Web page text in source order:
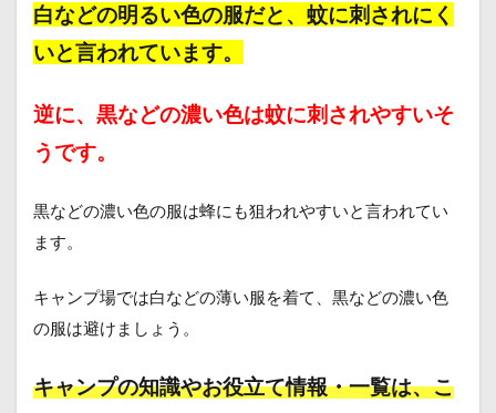
白などの明るい色の服だと、蚊に刺されにく
いと言われています。
逆に、黒などの濃い色は蚊に刺されやすいそ
うです。
黒などの濃い色の服は蜂にも狙われやすいと言われてい
ます。
キャンプ場では白などの薄い服を着て、黒などの濃い色
の服は避けましょう。
キャンプの知識やお役立て情報・一覧は、こ